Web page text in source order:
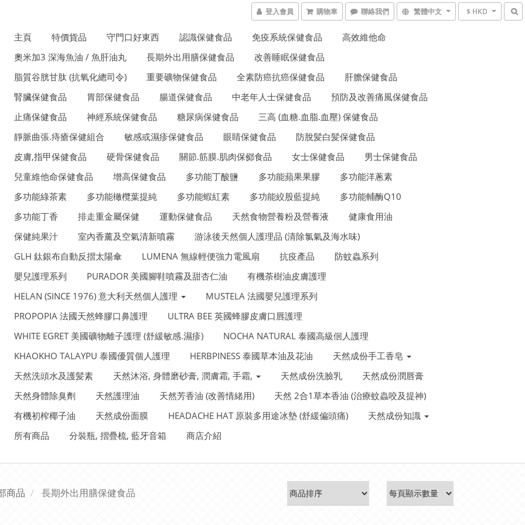
登入會員 購物車 聯絡我們 繁體中文 $ HKD
主頁 特價貨品 守門口好東西 認識保健食品 免疫系統保健食品
高效維他命
奧米加3 深海魚油 / 魚肝油丸
長期外出用膳保健食品
改善睡眠保健食品
脂質谷胱甘肽 (抗氧化總司令)
重要礦物保健食品 全素防癌抗癌保健食品
肝膽保健食品
腎臟保健食品
胃部保健食品 腸道保健食品 中老年人士保健食品
預防及改善痛風保健食品
止痛保健食品
神經系統保健食品 糖尿病保健食品
三高 (血糖.血脂.血壓) 保健食品
靜脈曲張.痔瘡保健組合
敏感或濕疹保健食品 眼睛保健食品
防脫髪白髪保健食品
皮膚,指甲保健食品
硬骨保健食品 關節.筋膜.肌肉保鄇食品 女士保健食品
男士保健食品
兒童維他命保健食品
增高保健食品 多功能丁酸鹽 多功能蘋果果膠
多功能洋蔥素
多功能綠茶素
多功能橄欖葉提純 多功能蝦紅素 多功能絞股藍提純
多功能輔酶Q10
多功能丁香
排走重金屬保健 運動保健食品 天然食物營養粉及營養液
健康食用油
保健純果汁
室內香薰及空氣清新噴霧
游泳後天然個人護理品 (清除氯氣及海水味)
GLH 鈦銀布自動反摺太陽傘
LUMENA 無線輕便強力電風扇 抗疫產品
防蚊蟲系列
嬰兒護理系列
PURADOR 美國腳鞋噴霧及甜杏仁油
有機荼樹油皮膚護理
HELAN (SINCE 1976) 意大利天然個人護理
MUSTELA 法國嬰兒護理系列
PROPOPIA 法國天然蜂膠口鼻護理
ULTRA BEE 英國蜂膠皮膚口唇護理
WHITE EGRET 美國礦物離子護理 (舒緩敏感.濕疹)
NOCHA NATURAL 泰國高級佪人護理
KHAOKHO TALAYPU 泰國優質個人護理
HERBPINESS 泰國草本油及花油
天然成份手工香皂
天然洗頭水及護髪素
天然沐浴, 身體磨砂膏, 潤膚霜, 手霜, 天然成份洗臉乳
天然成份潤唇膏
天然身體除臭劑
天然護理油 天然芳香油 (改善情緒用)
天然 2合1草本香油 (治療蚊蟲咬及提神)
有機初榨椰子油
天然成份面膜 HEADACHE HAT 原裝多用途冰墊 (舒緩偏頭痛)
天然成份知識
所有商品
分裝瓶, 摺疊梳, 藍牙音箱 商店介紹
商品 長期外出用膳保健食品